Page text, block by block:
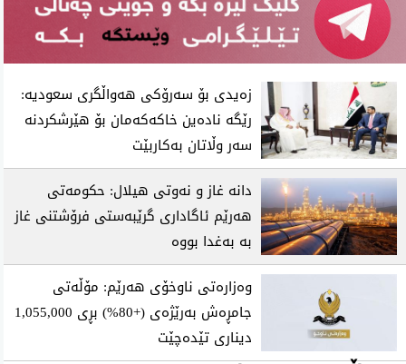
زەیدی بۆ سەرۆکی هەواڵگری سعودیە:
رێگە نادەین خاکەکەمان بۆ هێرشکردنە
سەر وڵاتان بەکاربێت
دانە غاز و نەوتی هیلال: حکومەتی
هەرێم ئاگاداری گرێبەستی فرۆشتنی غاز
بە بەغدا بووە
وەزارەتی ناوخۆی هەرێم: مۆڵەتی
جامڕەش بەرێژەی (+80%) بڕی 1,055,000
دیناری تێدەچێت